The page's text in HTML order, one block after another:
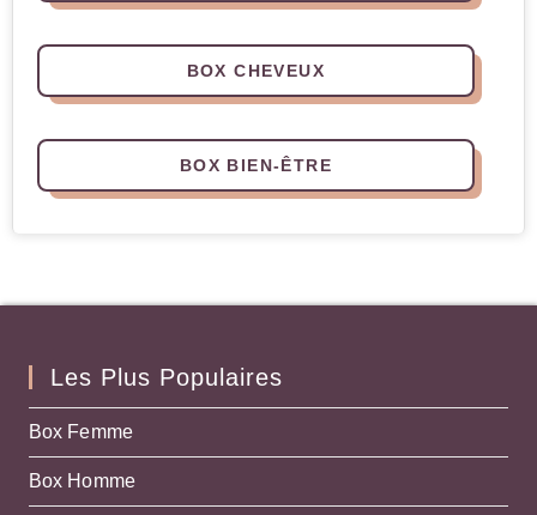
BOX CHEVEUX
BOX BIEN-ÊTRE
Les Plus Populaires
Box Femme
Box Homme